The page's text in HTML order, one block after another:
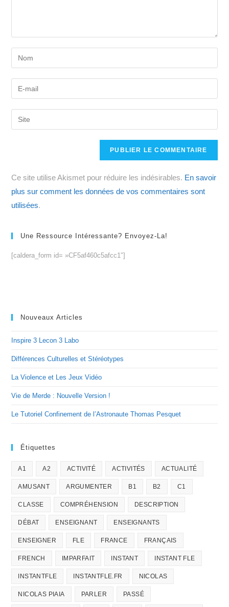
Enter
your
name
comment
Enter
your
email
address
Saisir
l’URL
(facultatif)
Ce site utilise Akismet pour réduire les indésirables. En savoir
plus sur comment les données de vos commentaires sont
utilisées.
Une Ressource Intéressante? Envoyez-La!
[caldera_form id= »CF5af460c5afcc1″]
Nouveaux Articles
Inspire 3 Lecon 3 Labo
Différences Culturelles et Stéréotypes
La Violence et Les Jeux Vidéo
Vie de Merde : Nouvelle Version !
Le Tutoriel Confinement de l’Astronaute Thomas Pesquet
Étiquettes
A1 A2 ACTIVITÉ ACTIVITÉS ACTUALITÉ
AMUSANT ARGUMENTER B1 B2 C1
CLASSE COMPRÉHENSION DESCRIPTION
DÉBAT ENSEIGNANT ENSEIGNANTS
ENSEIGNER FLE FRANCE FRANÇAIS
FRENCH IMPARFAIT INSTANT INSTANT FLE
INSTANTFLE INSTANTFLE.FR NICOLAS
NICOLAS PIAIA PARLER PASSÉ